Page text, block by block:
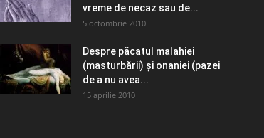
vreme de necaz sau de...
5 octombrie 2010
Despre păcatul malahiei
(masturbării) şi onaniei (pazei
de a nu avea...
15 aprilie 2010